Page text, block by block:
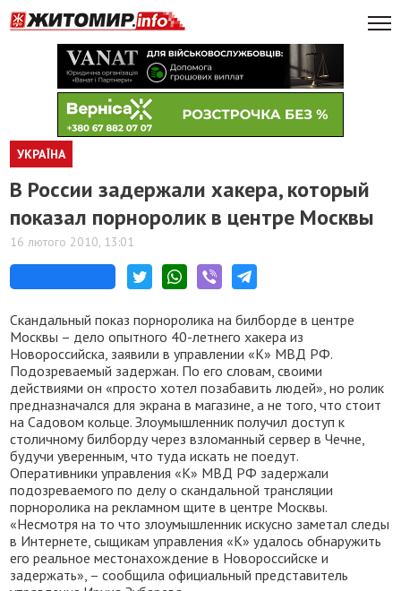
УКРАЇНА
В России задержали хакера, который
показал порноролик в центре Москвы
16 лютого 2010, 13:01
Скандальный показ порноролика на билборде в центре
Москвы – дело опытного 40-летнего хакера из
Новороссийска, заявили в управлении «К» МВД РФ.
Подозреваемый задержан. По его словам, своими
действиями он «просто хотел позабавить людей», но ролик
предназначался для экрана в магазине, а не того, что стоит
на Садовом кольце. Злоумышленник получил доступ к
столичному билборду через взломанный сервер в Чечне,
будучи уверенным, что туда искать не поедут.
Оперативники управления «К» МВД РФ задержали
подозреваемого по делу о скандальной трансляции
порноролика на рекламном щите в центре Москвы.
«Несмотря на то что злоумышленник искусно заметал следы
в Интернете, сыщикам управления «К» удалось обнаружить
его реальное местонахождение в Новороссийске и
задержать», – сообщила официальный представитель